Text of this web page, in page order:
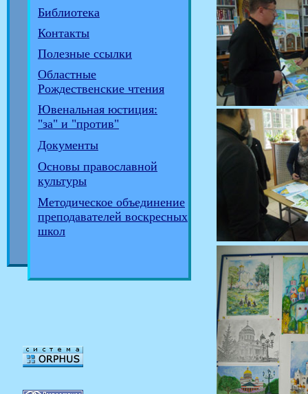
Библиотека
Контакты
Полезные ссылки
Областные
Рождественские чтения
Ювенальная юстиция:
"за" и "против"
Документы
Основы православной
культуры
Методическое объединение
преподавателей воскресных
школ